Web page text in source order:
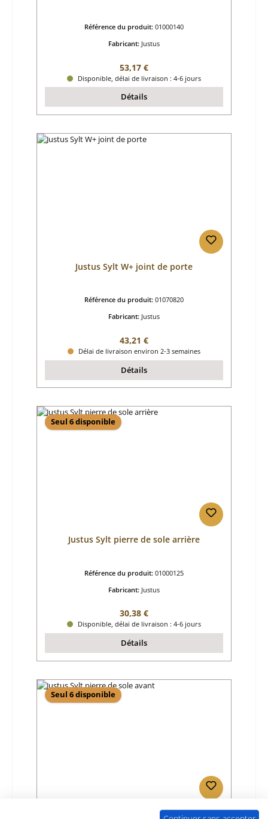
Référence du produit: 01000140
Fabricant: Justus
Prix régulier :
53,17 €
Disponible, délai de livraison : 4-6 jours
Détails
Justus Sylt W+ joint de porte
Référence du produit: 01070820
Fabricant: Justus
Prix régulier :
43,21 €
Délai de livraison environ 2-3 semaines
Détails
Seul 6 disponible
Justus Sylt pierre de sole arrière
Référence du produit: 01000125
Fabricant: Justus
Prix régulier :
30,38 €
Disponible, délai de livraison : 4-6 jours
Détails
Seul 6 disponible
Justus Sylt pierre de sole avant